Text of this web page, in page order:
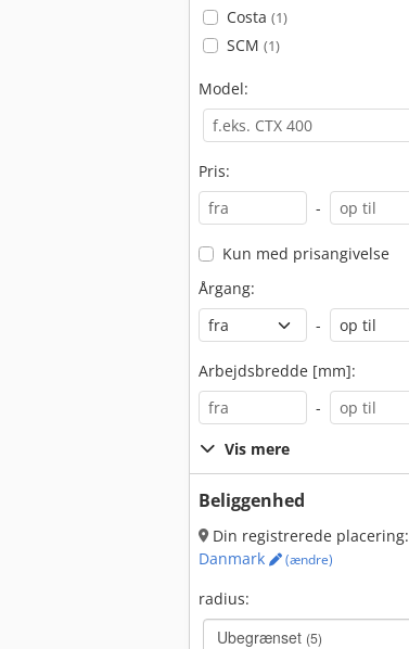
Costa (1)
SCM (1)
Model:
Pris:
-
Kun med prisangivelse
Årgang:
-
Arbejdsbredde [mm]:
-
Vis mere
Beliggenhed
Din registrerede placering:
Danmark
(ændre)
radius:
Ubegrænset (5)